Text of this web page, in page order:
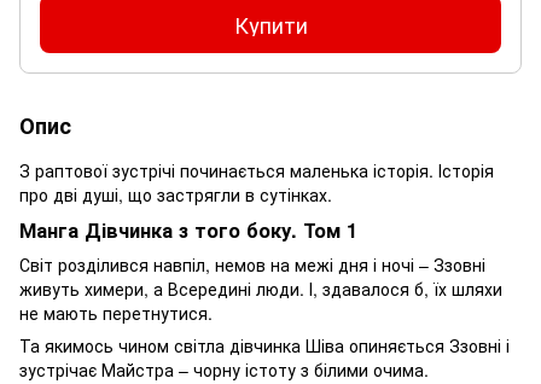
Купити
Опис
З раптової зустрічі починається маленька історія. Історія
про дві душі, що застрягли в сутінках.
Манга Дівчинка з того боку. Том 1
Світ розділився навпіл, немов на межі дня і ночі – Ззовні
живуть химери, а Всередині люди. І, здавалося б, їх шляхи
не мають перетнутися.
Та якимось чином світла дівчинка Шіва опиняється Ззовні і
зустрічає Майстра – чорну істоту з білими очима.